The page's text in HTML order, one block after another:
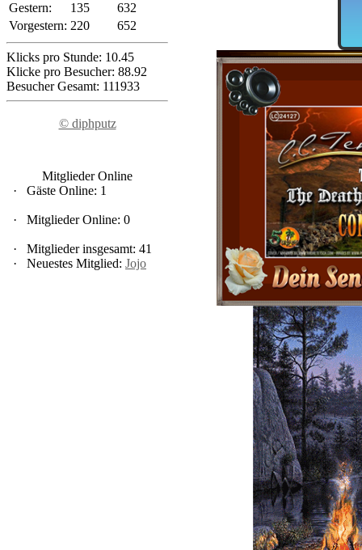
Gestern:
135
632
Vorgestern: 220 652
Klicks pro Stunde: 10.45
Klicke pro Besucher: 88.92
Besucher Gesamt: 111933
© diphputz
Mitglieder Online
·
Gäste Online: 1
· Mitglieder Online: 0
·
Mitglieder insgesamt: 41
·
Neuestes Mitglied: Jojo